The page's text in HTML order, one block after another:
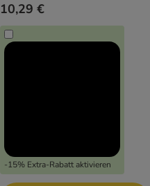
10,29 €
-15% Extra-Rabatt aktivieren